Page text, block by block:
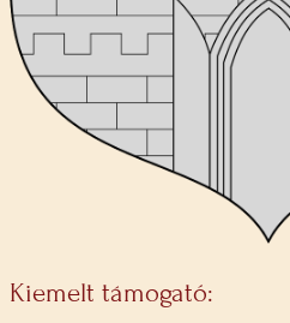
Kiemelt támogató: